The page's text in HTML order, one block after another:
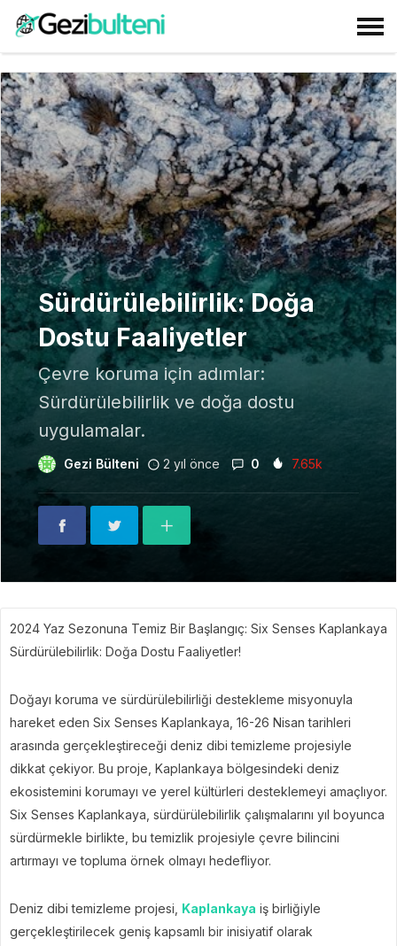
Sürdürülebilirlik: Doğa
Dostu Faaliyetler
Çevre koruma için adımlar:
Sürdürülebilirlik ve doğa dostu
uygulamalar.
Gezi Bülteni 2 yıl önce 0 7.65k
2024 Yaz Sezonuna Temiz Bir Başlangıç: Six Senses Kaplankaya
Sürdürülebilirlik: Doğa Dostu Faaliyetler!
Doğayı koruma ve sürdürülebilirliği destekleme misyonuyla
hareket eden Six Senses Kaplankaya, 16-26 Nisan tarihleri
arasında gerçekleştireceği deniz dibi temizleme projesiyle
dikkat çekiyor. Bu proje, Kaplankaya bölgesindeki deniz
ekosistemini korumayı ve yerel kültürleri desteklemeyi amaçlıyor.
Six Senses Kaplankaya, sürdürülebilirlik çalışmalarını yıl boyunca
sürdürmekle birlikte, bu temizlik projesiyle çevre bilincini
artırmayı ve topluma örnek olmayı hedefliyor.
Deniz dibi temizleme projesi, Kaplankaya iş birliğiyle
gerçekleştirilecek geniş kapsamlı bir inisiyatif olarak